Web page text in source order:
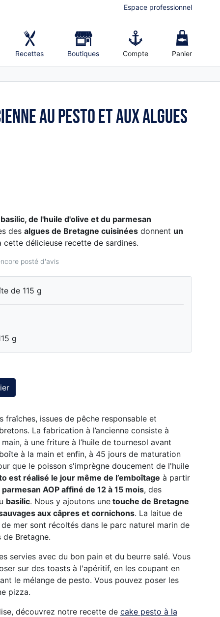
Espace professionnel
Recettes Boutiques Compte Panier
au pesto et aux algues
basilic, de l'huile d'olive et du parmesan
des algues de Bretagne cuisinées donnent un
cette délicieuse recette de sardines.
posté d'avis
de 115 g
g
fraîches, issues de pêche responsable et
La fabrication à l’ancienne consiste à
à une friture à l’huile de tournesol avant
à la main et enfin, à 45 jours de maturation
que le poisson s'imprègne doucement de l'huile
est réalisé le jour même de l’emboîtage à partir
parmesan AOP affiné de 12 à 15 mois, des
basilic. Nous y ajoutons une touche de Bretagne
aux câpres et cornichons. La laitue de
mer sont récoltés dans le parc naturel marin de
de Bretagne.
servies avec du bon pain et du beurre salé. Vous
sur des toasts à l'apéritif, en les coupant en
le mélange de pesto. Vous pouvez poser les
pizza.
découvrez notre recette de cake pesto à la